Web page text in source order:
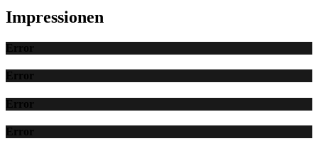
Impressionen
Error
Error
Error
Error